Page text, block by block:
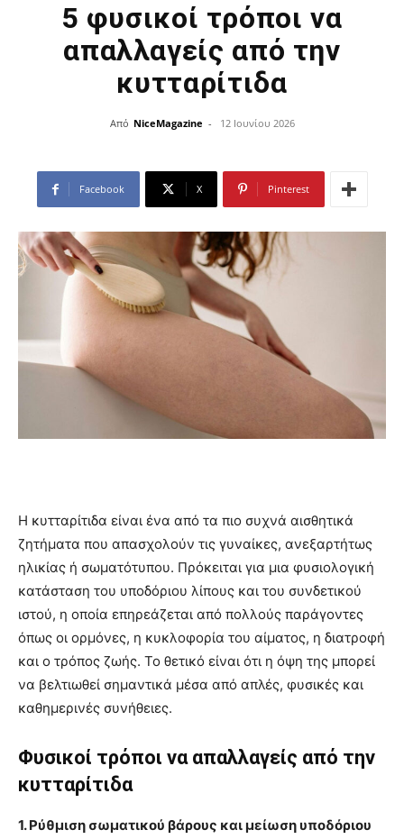
5 φυσικοί τρόποι να
απαλλαγείς από την
κυτταρίτιδα
Από NiceMagazine - 12 Ιουνίου 2026
Facebook X Pinterest
Η κυτταρίτιδα είναι ένα από τα πιο συχνά αισθητικά
ζητήματα που απασχολούν τις γυναίκες, ανεξαρτήτως
ηλικίας ή σωματότυπου. Πρόκειται για μια φυσιολογική
κατάσταση του υποδόριου λίπους και του συνδετικού
ιστού, η οποία επηρεάζεται από πολλούς παράγοντες
όπως οι ορμόνες, η κυκλοφορία του αίματος, η διατροφή
και ο τρόπος ζωής. Το θετικό είναι ότι η όψη της μπορεί
να βελτιωθεί σημαντικά μέσα από απλές, φυσικές και
καθημερινές συνήθειες.
Φυσικοί τρόποι να απαλλαγείς από την
κυτταρίτιδα
1. Ρύθμιση σωματικού βάρους και μείωση υποδόριου